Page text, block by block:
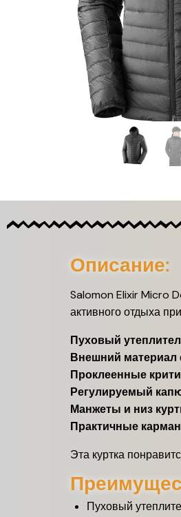
Описание:
Salomon Elixir Micro
активного отдыха
Пуховый
Внешний материал
Проклеенные
Регулируемый
Манжеты и низ
Практичные
Эта куртка
Пуховый